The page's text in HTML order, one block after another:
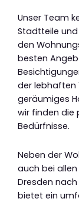
Unser Team
Stadtteile
den
besten
der lebhaften
geräumiges
wir finden die
Bedürfnisse.
Neben der
auch bei
Dresden
bietet ein